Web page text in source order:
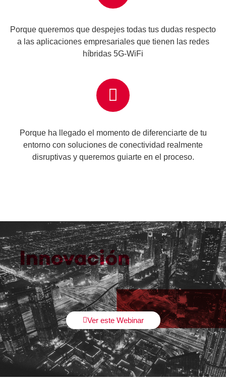
Porque queremos que despejes todas tus dudas respecto
a las aplicaciones empresariales que tienen las redes
híbridas 5G-WiFi
Porque ha llegado el momento de diferenciarte de tu
entorno con soluciones de conectividad realmente
disruptivas y queremos guiarte en el proceso.
Ver este Webinar